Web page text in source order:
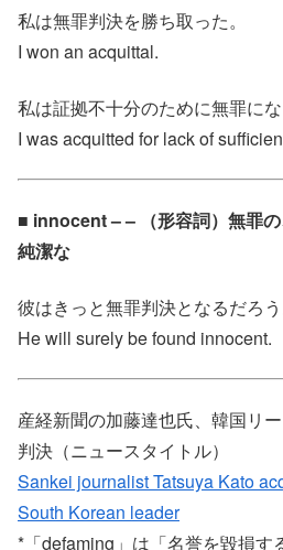
私は無罪判決を勝ち取った。
I won an acquittal.
私は証拠不十分のために無罪にな
I was acquitted for lack of
■ innocent – – （形容詞）無罪の
純潔な
彼はきっと無罪判決となるだろう
He will surely be found innocent.
産経新聞の加藤達也氏、韓国リ
判決（ニュースタイトル）
Sankei journalist Tatsuya Kato
South Korean leader
*「defaming」は「名誉を毀損す